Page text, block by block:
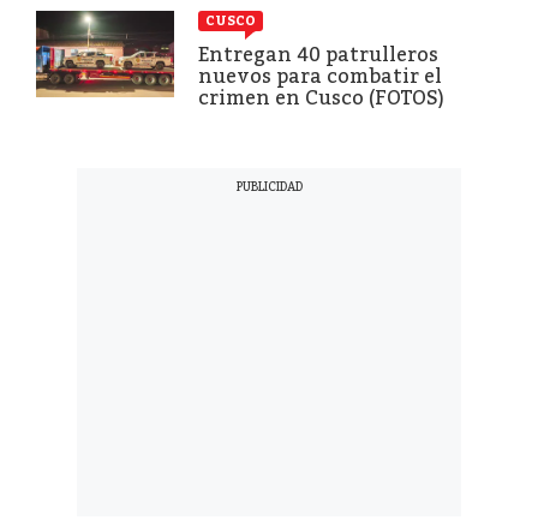
CUSCO
Entregan 40 patrulleros
nuevos para combatir el
crimen en Cusco (FOTOS)